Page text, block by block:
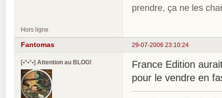
prendre, ça ne les
Hors ligne
29-07-2006 23:10:24
Fantomas
[•°•°•] Attention au BLOG!
France Edition
pour le vendre en